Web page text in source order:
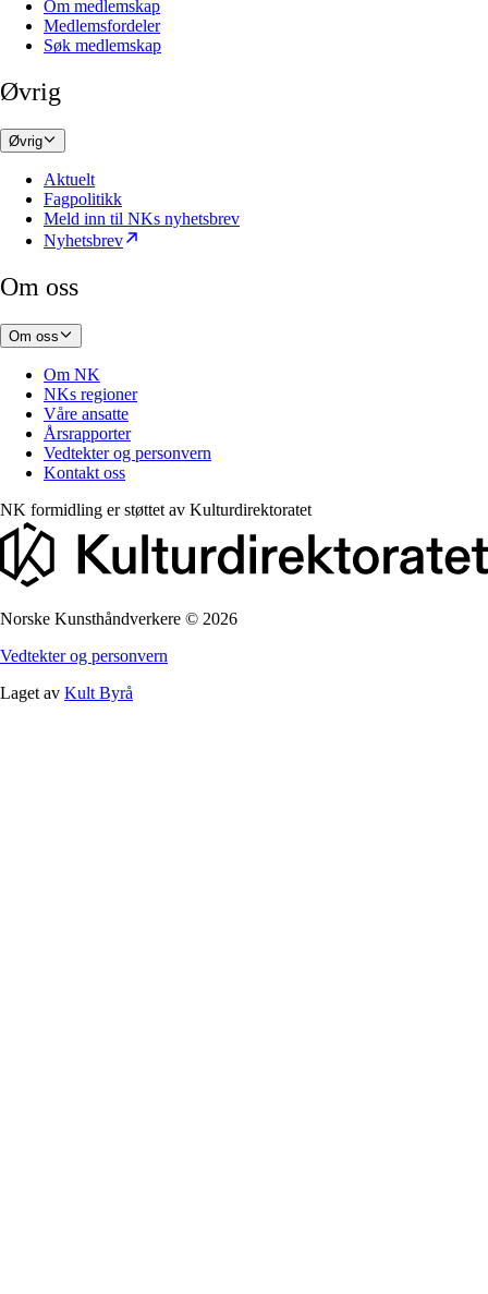
Om medlemskap
Medlemsfordeler
Søk medlemskap
Øvrig
Øvrig
Aktuelt
Fagpolitikk
Meld inn til NKs nyhetsbrev
Nyhetsbrev
Om oss
Om oss
Om NK
NKs regioner
Våre ansatte
Årsrapporter
Vedtekter og personvern
Kontakt oss
NK formidling er støttet av Kulturdirektoratet
Norske Kunsthåndverkere © 2026
Vedtekter og personvern
Laget av Kult Byrå